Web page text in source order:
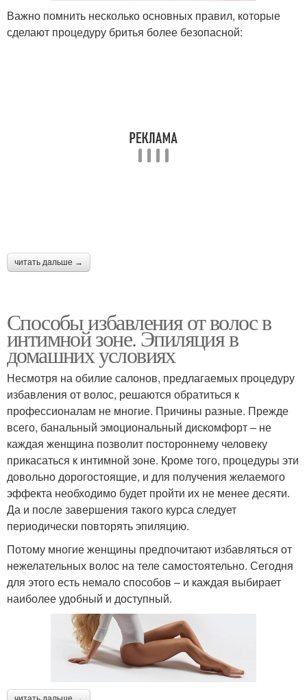
Важно помнить несколько основных правил, которые
сделают процедуру бритья более безопасной:
читать дальше →
Способы избавления от волос в
интимной зоне. Эпиляция в
домашних условиях
Несмотря на обилие салонов, предлагаемых процедуру
избавления от волос, решаются обратиться к
профессионалам не многие. Причины разные. Прежде
всего, банальный эмоциональный дискомфорт – не
каждая женщина позволит постороннему человеку
прикасаться к интимной зоне. Кроме того, процедуры эти
довольно дорогостоящие, и для получения желаемого
эффекта необходимо будет пройти их не менее десяти.
Да и после завершения такого курса следует
периодически повторять эпиляцию.
Потому многие женщины предпочитают избавляться от
нежелательных волос на теле самостоятельно. Сегодня
для этого есть немало способов – и каждая выбирает
наиболее удобный и доступный.